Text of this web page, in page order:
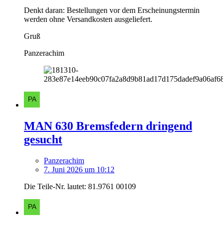
Denkt daran: Bestellungen vor dem Erscheinungstermin
werden ohne Versandkosten ausgeliefert.
Gruß
Panzerachim
MAN 630 Bremsfedern dringend
gesucht
Panzerachim
7. Juni 2026 um 10:12
Die Teile-Nr. lautet: 81.9761 00109